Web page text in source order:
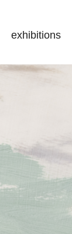
exhibitions